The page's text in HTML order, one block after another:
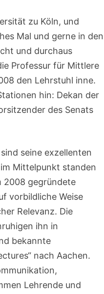
zu Köln, und
Mal und gerne in den
und durchaus
Professur für Mittlere
den Lehrstuhl inne.
hin: Dekan der
des Senats
seine exzellenten
Mittelpunkt standen
2008 gegründete
vorbildliche Weise
Relevanz. Die
ihn in
bekannte
nach Aachen.
Lehrende und